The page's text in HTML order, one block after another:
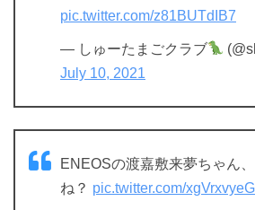
pic.twitter.com/z81BUTdIB7
— しゅーたまごクラブ
July 10, 2021
ENEOSの渡嘉敷来夢ちゃん
ね？ pic.twitter.com/